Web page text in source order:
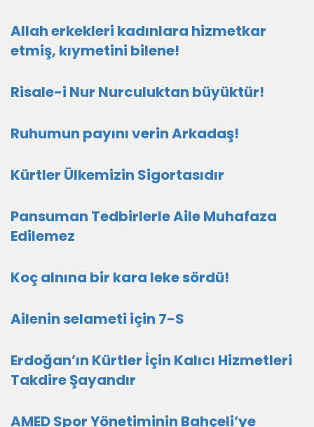
Allah erkekleri kadınlara hizmetkar
etmiş, kıymetini bilene!
Risale-i Nur Nurculuktan büyüktür!
Ruhumun payını verin Arkadaş!
Kürtler Ülkemizin Sigortasıdır
Pansuman Tedbirlerle Aile Muhafaza
Edilemez
Koç alnına bir kara leke sördü!
Ailenin selameti için 7-S
Erdoğan’ın Kürtler İçin Kalıcı Hizmetleri
Takdire Şayandır
AMED Spor Yönetiminin Bahçeli’ye